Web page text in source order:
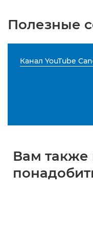
Полезные
Канал YouTube
Вам